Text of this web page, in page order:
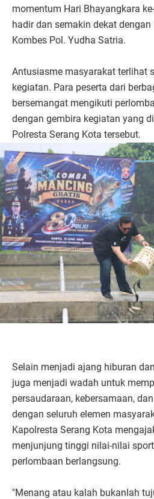
momentum Hari Bhayangkara
hadir dan semakin dekat
Kombes Pol. Yudha Satria.
Antusiasme masyarakat terlihat
kegiatan. Para peserta dari
bersemangat mengikuti
dengan gembira kegiatan yang
Polresta Serang Kota tersebut.
Selain menjadi ajang hiburan
juga menjadi wadah untuk
persaudaraan, kebersamaan,
dengan seluruh elemen
Kapolresta Serang Kota
menjunjung tinggi nilai-nilai
perlombaan berlangsung.
"Menang atau kalah bukanlah